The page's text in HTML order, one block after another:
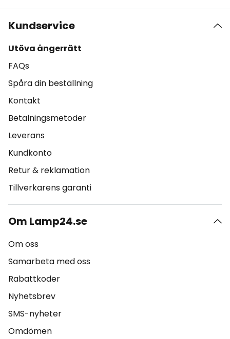
Kundservice
Utöva ångerrätt
FAQs
Spåra din beställning
Kontakt
Betalningsmetoder
Leverans
Kundkonto
Retur & reklamation
Tillverkarens garanti
Om Lamp24.se
Om oss
Samarbeta med oss
Rabattkoder
Nyhetsbrev
SMS-nyheter
Omdömen